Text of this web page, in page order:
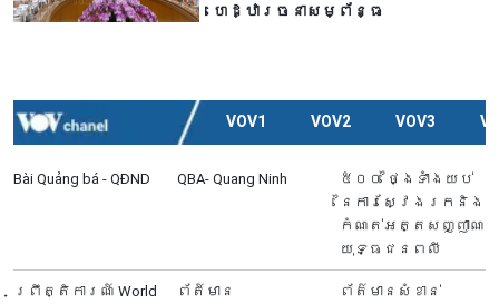
ហេដ្ឋារចនាសម្ព័ន្ធ
VOV1 VOV2 VOV3
Bài Quảng bá - QĐND QBA- Quang Ninh
៥០០ ថ្ងៃទាំងយប់
នៃការស្វែងរកនិង
កំណត់អត្តសញ្ញាណ
យុទ្ធជនពលី
ព្រឹត្តិការណ៍ World
ព័ត៍មាន ព័ត៌មានសំខាន់